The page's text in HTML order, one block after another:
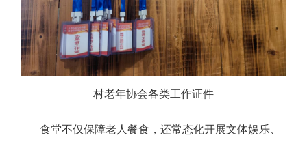
村老年协会各类工作证件
食堂不仅保障老人餐食，还常态化开展文体娱乐、